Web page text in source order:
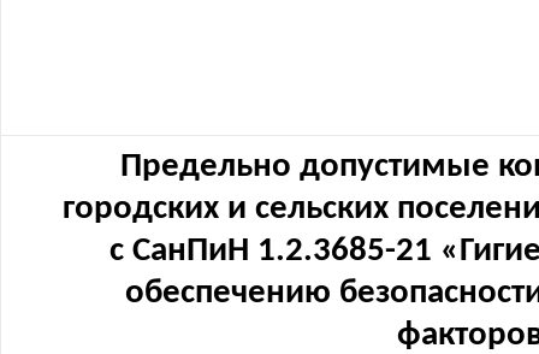
Предельно допустимые
городских и сельских
с СанПиН 1.2.3685-21
обеспечению